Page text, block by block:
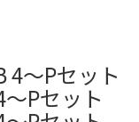
〜Pセット
Pセット